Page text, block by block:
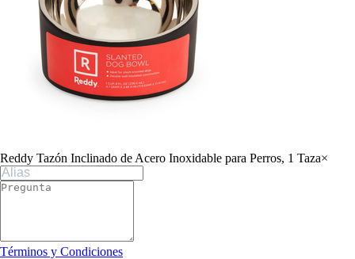
Reddy Tazón Inclinado de Acero Inoxidable para Perros, 1 Taza×
Términos y Condiciones